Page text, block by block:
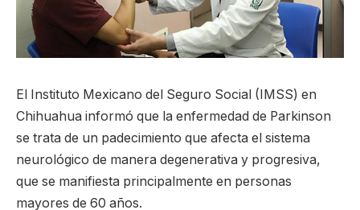
El Instituto Mexicano del Seguro Social (IMSS) en
Chihuahua informó que la enfermedad de Parkinson
se trata de un padecimiento que afecta el sistema
neurológico de manera degenerativa y progresiva,
que se manifiesta principalmente en personas
mayores de 60 años.